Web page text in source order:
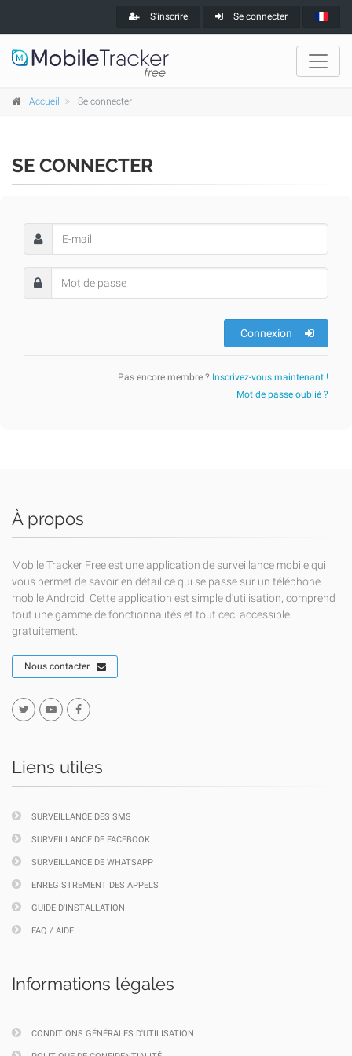
S'inscrire Se connecter
Accueil Se connecter
SE CONNECTER
Connexion
Pas encore membre ? Inscrivez-vous maintenant !
Mot de passe oublié ?
À propos
Mobile Tracker Free est une application de surveillance mobile qui
vous permet de savoir en détail ce qui se passe sur un téléphone
mobile Android. Cette application est simple d'utilisation, comprend
tout une gamme de fonctionnalités et tout ceci accessible
gratuitement.
Nous contacter
Liens utiles
SURVEILLANCE DES SMS
SURVEILLANCE DE FACEBOOK
SURVEILLANCE DE WHATSAPP
ENREGISTREMENT DES APPELS
GUIDE D'INSTALLATION
FAQ / AIDE
Informations légales
CONDITIONS GÉNÉRALES D'UTILISATION